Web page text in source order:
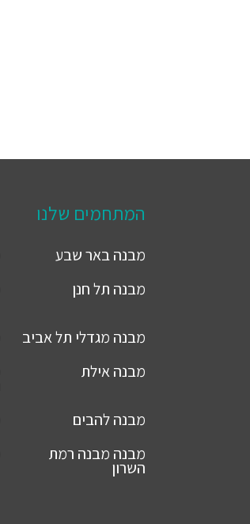
המתחמים שלנו
מבנהבאר שבע
מבנה תל חנן
מבנה מגדלי תל אביב
מבנהאילת
מבנהלהבים
מבנה מבנה רמת
השרון